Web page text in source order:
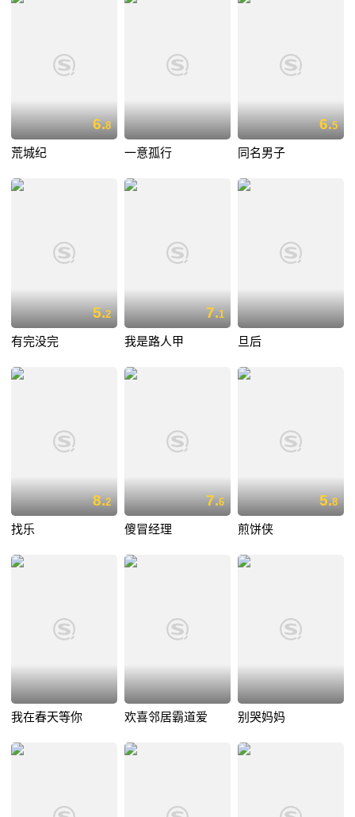
6.8
荒城纪 一意孤行
6.5
同名男子
5.2
有完没完
7.1
我是路人甲 旦后
8.2
找乐
7.6
傻冒经理
5.8
煎饼侠
我在春天等你 欢喜邻居霸道爱 别哭妈妈